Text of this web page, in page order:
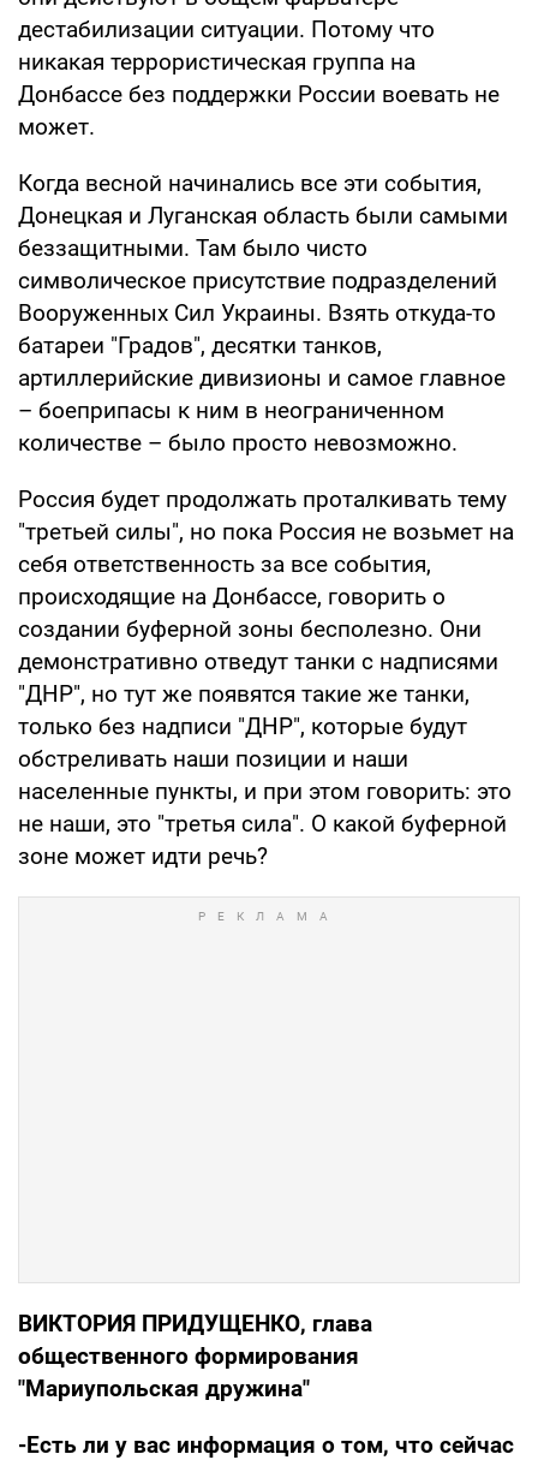
дестабилизации ситуации. Потому что
никакая террористическая группа на
Донбассе без поддержки России воевать не
может.
Когда весной начинались все эти события,
Донецкая и Луганская область были самыми
беззащитными. Там было чисто
символическое присутствие подразделений
Вооруженных Сил Украины. Взять откуда-то
батареи "Градов", десятки танков,
артиллерийские дивизионы и самое главное
– боеприпасы к ним в неограниченном
количестве – было просто невозможно.
Россия будет продолжать проталкивать тему
"третьей силы", но пока Россия не возьмет на
себя ответственность за все события,
происходящие на Донбассе, говорить о
создании буферной зоны бесполезно. Они
демонстративно отведут танки с надписями
"ДНР", но тут же появятся такие же танки,
только без надписи "ДНР", которые будут
обстреливать наши позиции и наши
населенные пункты, и при этом говорить: это
не наши, это "третья сила". О какой буферной
зоне может идти речь?
ВИКТОРИЯ ПРИДУЩЕНКО, глава
общественного формирования
"Мариупольская дружина"
-Есть ли у вас информация о том, что сейчас